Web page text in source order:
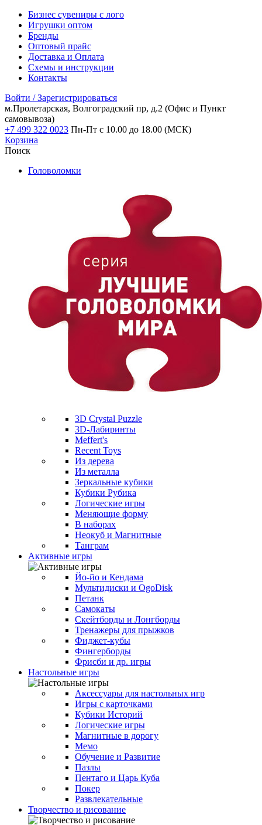
Бизнес сувениры с лого
Игрушки оптом
Бренды
Оптовый прайс
Доставка и Оплата
Схемы и инструкции
Контакты
Войти / Зарегистрироваться
м.Пролетарская, Волгоградский пр, д.2 (Офис и Пункт
самовывоза)
+7 499 322 0023 Пн-Пт с 10.00 до 18.00 (МСК)
Корзина
Поиск
Головоломки
3D Crystal Puzzle
3D-Лабиринты
Meffert's
Recent Toys
Из дерева
Из металла
Зеркальные кубики
Кубики Рубика
Логические игры
Меняющие форму
В наборах
Неокуб и Магнитные
Танграм
Активные игры
Йо-йо и Кендама
Мультидиски и OgoDisk
Петанк
Самокаты
Скейтборды и Лонгборды
Тренажеры для прыжков
Фиджет-кубы
Фингерборды
Фрисби и др. игры
Настольные игры
Аксессуары для настольных игр
Игры с карточками
Кубики Историй
Логические игры
Магнитные в дорогу
Мемо
Обучение и Развитие
Пазлы
Пентаго и Царь Куба
Покер
Развлекательные
Творчество и рисование